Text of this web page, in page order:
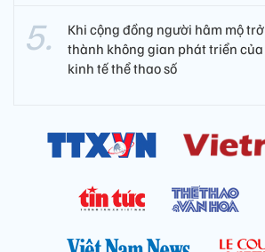
Khi cộng đồng người hâm mộ trở
thành không gian phát triển của
kinh tế thể thao số